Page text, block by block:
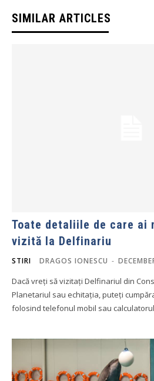
SIMILAR ARTICLES
Toate detaliile de care ai
vizită la Delfinariu
STIRI DRAGOS IONESCU -
Dacă vreți să vizitați Delfinariul din
Planetariul sau echitația, puteți
folosind telefonul mobil sau